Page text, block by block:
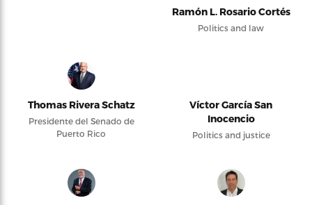
Ramón L. Rosario Cortés
Politics and law
Thomas Rivera Schatz
Presidente del Senado de
Puerto Rico
Víctor García San
Inocencio
Politics and justice